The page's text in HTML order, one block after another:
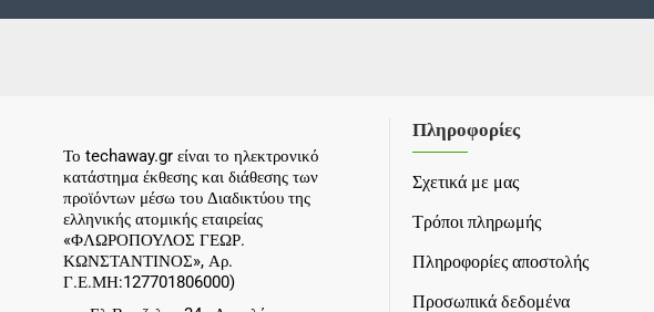
Το techaway.gr είναι το ηλεκτρονικό
κατάστημα έκθεσης και διάθεσης των
προϊόντων μέσω του Διαδικτύου της
ελληνικής ατομικής εταιρείας
«ΦΛΩΡΟΠΟΥΛΟΣ ΓΕΩΡ.
ΚΩΝΣΤΑΝΤΙΝΟΣ», Αρ.
Γ.Ε.ΜΗ:127701806000)
Πληροφορίες
Σχετικά με μας
Τρόποι πληρωμής
Πληροφορίες αποστολής
Προσωπικά δεδομένα